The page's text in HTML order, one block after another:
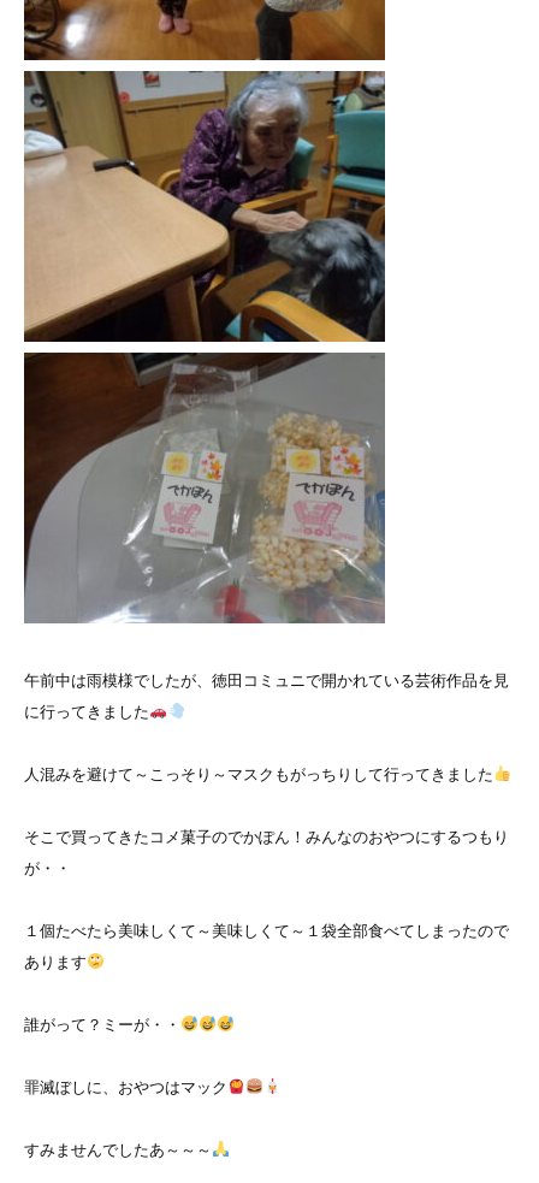
午前中は雨模様でしたが、徳田コミュニで開かれている芸術作品を見
に行ってきました
人混みを避けて～こっそり～マスクもがっちりして行ってきました
そこで買ってきたコメ菓子のでかぽん！みんなのおやつにするつもり
が・・
１個たべたら美味しくて～美味しくて～１袋全部食べてしまったので
あります
誰がって？ミーが・・
罪滅ぼしに、おやつはマック
すみませんでしたあ～～～